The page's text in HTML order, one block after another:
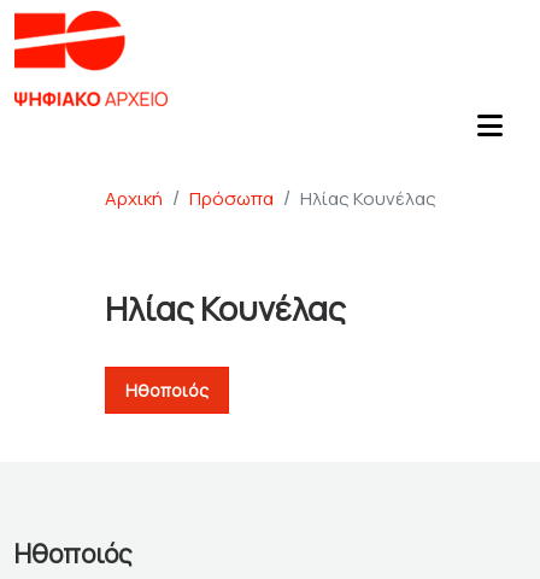
Αρχική Πρόσωπα Ηλίας Κουνέλας
Ηλίας Κουνέλας
Ηθοποιός
Ηθοποιός